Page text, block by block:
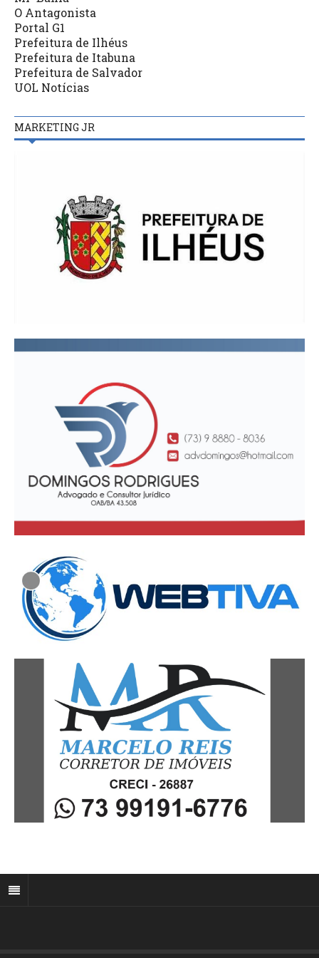
O Antagonista
Portal G1
Prefeitura de Ilhéus
Prefeitura de Itabuna
Prefeitura de Salvador
UOL Notícias
MARKETING JR